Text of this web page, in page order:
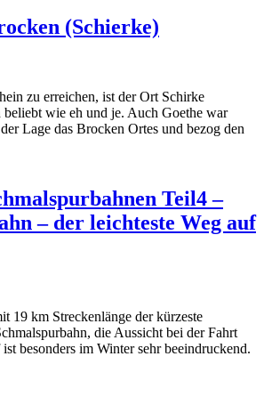
(Schierke)
zu erreichen, ist der Ort Schirke
wie eh und je. Auch Goethe war
Lage das Brocken Ortes und bezog den
Teil4 –
– der leichteste Weg auf
19 km Streckenlänge der kürzeste
die Aussicht bei der Fahrt
besonders im Winter sehr beeindruckend.